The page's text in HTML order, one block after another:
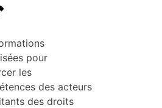
pour
les
des acteurs
des droits